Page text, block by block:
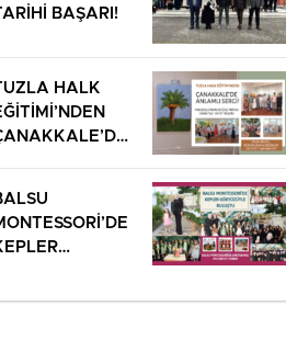
BAŞARI!
HALK